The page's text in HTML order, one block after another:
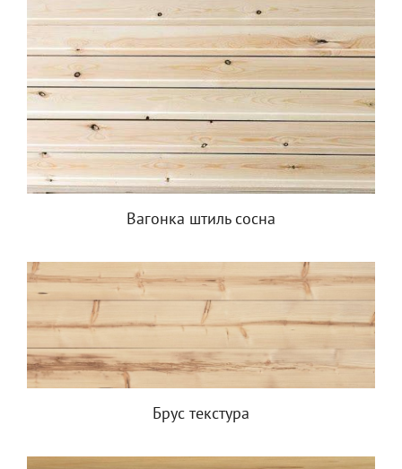
Вагонка штиль сосна
Брус текстура